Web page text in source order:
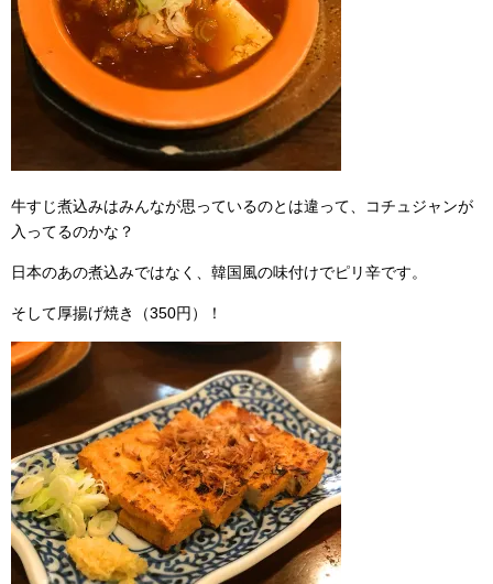
牛すじ煮込みはみんなが思っているのとは違って、コチュジャンが
入ってるのかな？
日本のあの煮込みではなく、韓国風の味付けでピリ辛です。
そして厚揚げ焼き（350円）！